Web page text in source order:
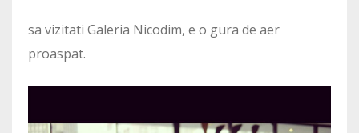
sa vizitati Galeria Nicodim, e o gura de aer
proaspat.